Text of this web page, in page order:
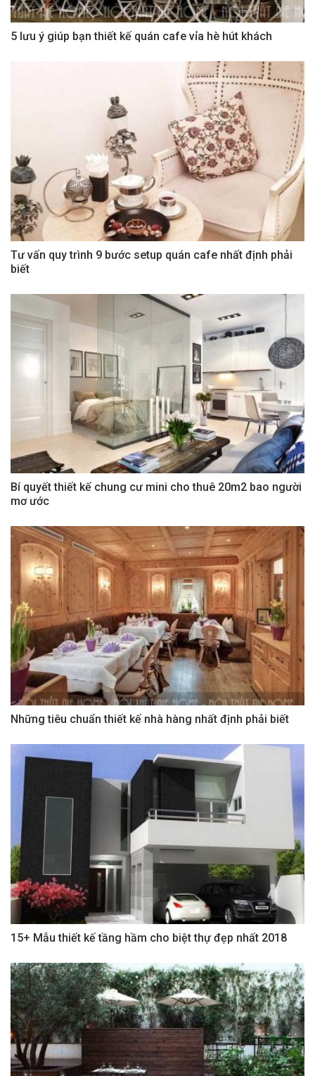
5 lưu ý giúp bạn thiết kế quán cafe vỉa hè hút khách
Tư vấn quy trình 9 bước setup quán cafe nhất định phải
biết
Bí quyết thiết kế chung cư mini cho thuê 20m2 bao người
mơ ước
Những tiêu chuẩn thiết kế nhà hàng nhất định phải biết
15+ Mẫu thiết kế tầng hầm cho biệt thự đẹp nhất 2018